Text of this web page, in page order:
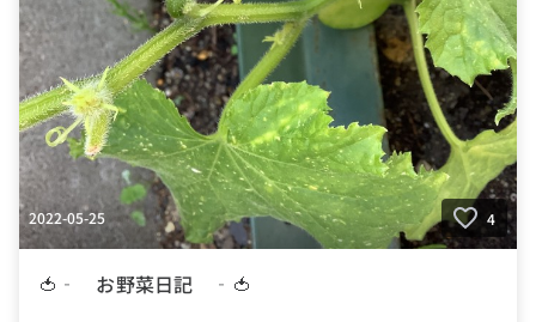
2022-05-25 4
🍅‐ お野菜日記 ‐🍅